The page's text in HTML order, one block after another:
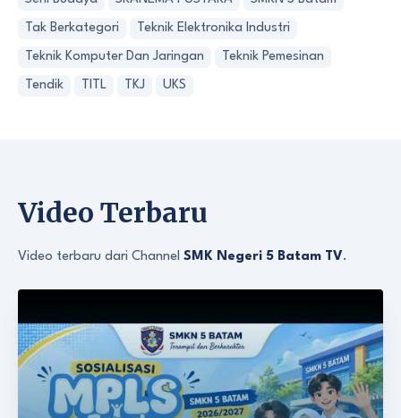
Tak Berkategori Teknik Elektronika Industri
Teknik Komputer Dan Jaringan Teknik Pemesinan
Tendik TITL TKJ UKS
Video Terbaru
Video terbaru dari Channel SMK Negeri 5 Batam TV.